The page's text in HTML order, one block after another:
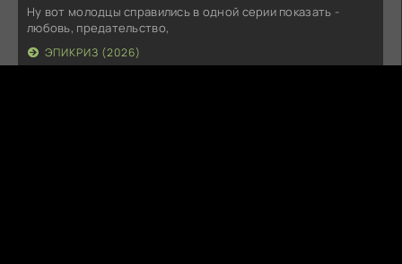
Ну вот молодцы справились в одной серии показать -
любовь, предательство,
ЭПИКРИЗ (2026)